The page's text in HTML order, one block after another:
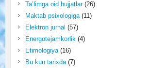
Ta’limga oid hujjatlar(26)
Maktab psixologiga(11)
Elektron jurnal (57)
Energotejamkorlik(4)
Etimologiya(16)
Bu kun tarixda(7)